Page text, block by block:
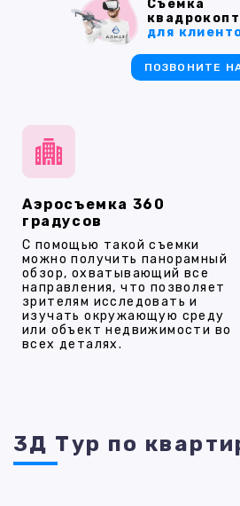
Аэросъемка 360
градусов
С помощью такой съемки
можно получить панорамный
обзор, охватывающий все
направления, что позволяет
зрителям исследовать и
изучать окружающую среду
или объект недвижимости во
всех деталях.
Съемка
для
ПОЗВОНИТЕ
3Д Тур по